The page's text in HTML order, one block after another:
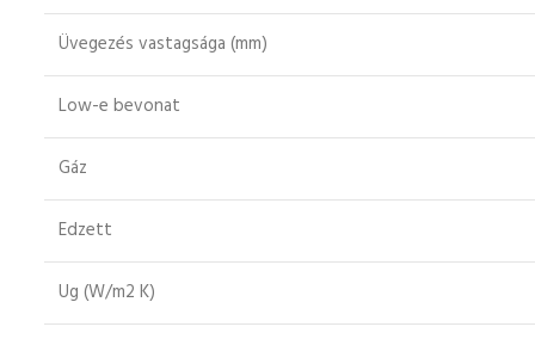
Üvegezés vastagsága (mm)
Low-e bevonat
Gáz
Edzett
Ug (W/m2 K)